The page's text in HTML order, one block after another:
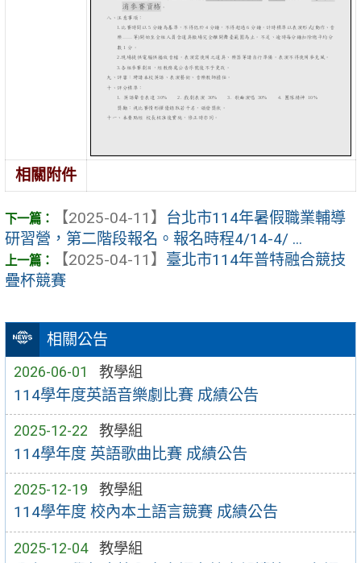
相關公告
2026-06-01 教學組
114學年度英語音樂劇比賽 成績公告
2025-12-22 教學組
114學年度 英語歌曲比賽 成績公告
2025-12-19 教學組
114學年度 校內本土語言競賽 成績公告
2025-12-04 教學組
相關附件
【2025-04-11】 台北市114年暑假職業輔導
研習營，第二階段報名。報名時程4/14-4/ ...
【2025-04-11】 臺北市114年普特融合競技
疊杯競賽